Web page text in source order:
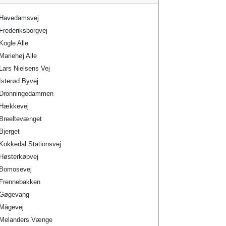
Havedamsvej
Frederiksborgvej
Kogle Alle
Mariehøj Alle
Lars Nielsens Vej
Isterød Byvej
Dronningedammen
Hækkevej
Breeltevænget
Bjerget
Kokkedal Stationsvej
Høsterkøbvej
Bomosevej
Frennebakken
Mågevej
Melanders Vænge